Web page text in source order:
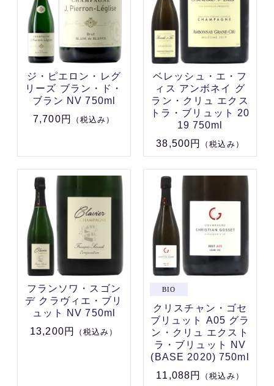
ジ・ピエロン・レグ
リーズ ブラン・ド・
ブラン NV 750ml
7,700円
（税込み）
ベレッシュ・エ・フ
ィス アンボネイ グ
ラン・クリュ エクス
トラ・ブリュット 20
19 750ml
38,500円
（税込み）
フランソワ・スゴン
デ クラヴィエ・ブリ
ュット NV 750ml
13,200円
（税込み）
クリスチャン・ゴセ
ブリュット A05 グラ
ン・クリュ エクスト
ラ・ブリュット NV
(BASE 2020) 750ml
11,088円
（税込み）